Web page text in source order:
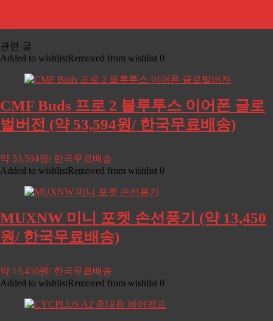
관련 글
Added to wishlistRemoved from wishlist 0
CMF Buds 프로 2 블루투스 이어폰 글로
벌버전 (약 53,594원/ 한국무료배송)
약 53,594원/ 한국무료배송
Added to wishlistRemoved from wishlist 0
MUXNW 미니 포켓 손선풍기 (약 13,450
원/ 한국무료배송)
약 13,450원/ 한국무료배송
Added to wishlistRemoved from wishlist 0